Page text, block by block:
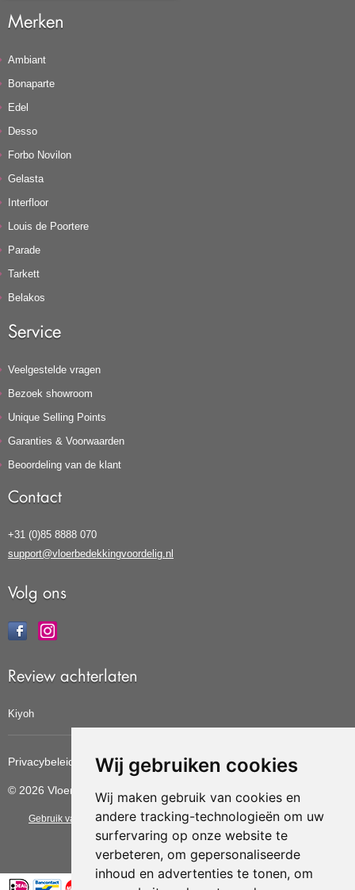
Wij gebruiken cookies
Wij maken gebruik van cookies en
andere tracking-technologieën om uw
surfervaring op onze website te
verbeteren, om gepersonaliseerde
inhoud en advertenties te tonen, om
Merken
Ambiant
Bonaparte
Edel
Desso
Forbo Novilon
Gelasta
Interfloor
Louis de Poortere
Parade
Tarkett
Belakos
Service
Veelgestelde vragen
Bezoek showroom
Unique Selling Points
Garanties & Voorwaarden
Beoordeling van de klant
Contact
+31 (0)85 8888 070
support@vloerbedekkingvoordelig.nl
Volg ons
Review achterlaten
Kiyoh
Privacybeleid Cookiebeleid Update cookies voorkeuren
© 2026 Vloerbedekkingvoordelig
Gebruik van deze site betekent dat u dealgemene voorwaarden van CBW